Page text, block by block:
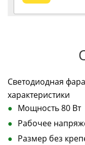
Светодиодная
характеристики
Мощность 80 Вт
Рабочее
Размер без